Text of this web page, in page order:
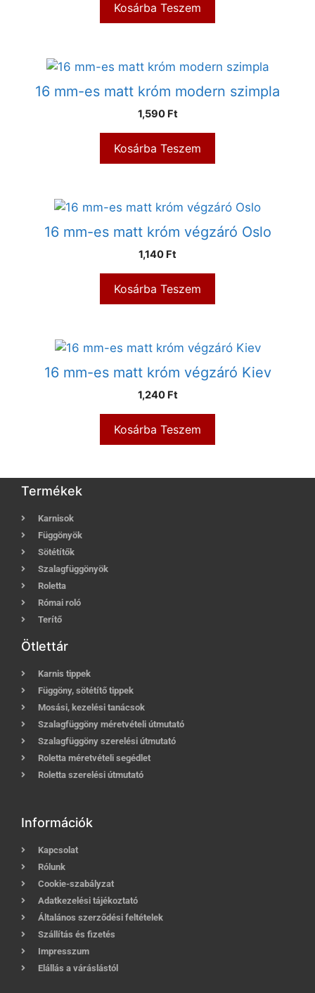
Kosárba Teszem
16 mm-es matt króm modern szimpla
1,590 Ft
Kosárba Teszem
16 mm-es matt króm végzáró Oslo
1,140 Ft
Kosárba Teszem
16 mm-es matt króm végzáró Kiev
1,240 Ft
Kosárba Teszem
Termékek
Karnisok
Függönyök
Sötétítők
Szalagfüggönyök
Roletta
Római roló
Terítő
Ötlettár
Karnis tippek
Függöny, sötétítő tippek
Mosási, kezelési tanácsok
Szalagfüggöny méretvételi útmutató
Szalagfüggöny szerelési útmutató
Roletta méretvételi segédlet
Roletta szerelési útmutató
Információk
Kapcsolat
Rólunk
Cookie-szabályzat
Adatkezelési tájékoztató
Általános szerződési feltételek
Szállítás és fizetés
Impresszum
Elállás a váráslástól